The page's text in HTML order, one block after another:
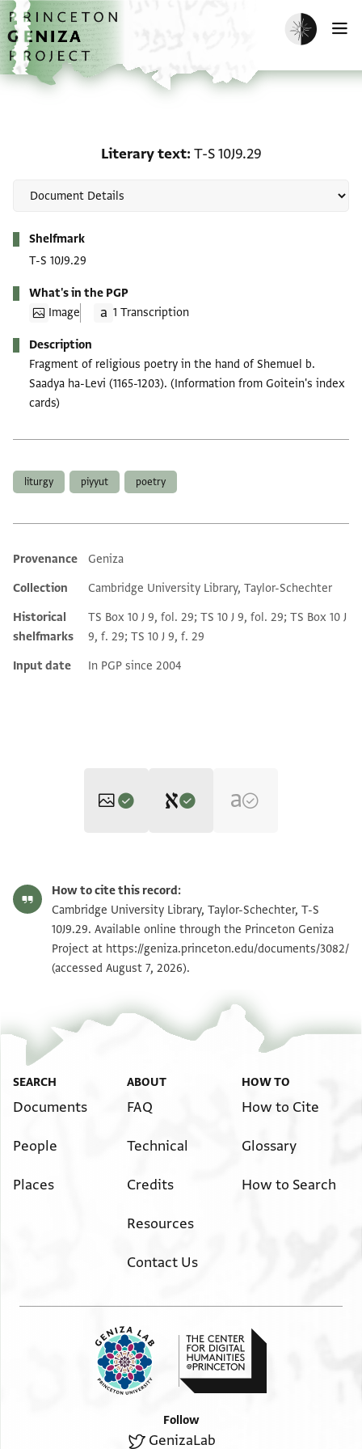
Skip to main content
home
Enable dark
Literary text T-S 10J9.29
Shelfmark
T-S 10J9.29
What's in the PGP
Image
1 Transcription
Description
Fragment of religious poetry in the hand of Shemuel b.
Saadya ha-Levi (1165-1203). (Information from Goitein's index
cards)
liturgy piyyut poetry
Additional metadata
Provenance
Geniza
Collection
Cambridge University Library, Taylor-Schechter
Historical
shelfmarks
TS Box 10 J 9, fol. 29; TS 10 J 9, fol. 29; TS Box 10 J
9, f. 29; TS 10 J 9, f. 29
Input date
In PGP since 2004
S. D. Goitein's unpublished edition (1950–85).
ידיע [ . . . . . . . . . . . . . . . . . . . . . . . . . . . . . . . . . . . . .
. . .
ישימו להם מארבים [ . . . . . . . . . . . . . . . . . . . . . . . . . . .
הזה הפלא ופלא
ותקראנה אותי כאלה נבהלו ידי עם הארץ והדבר דעתו
ועל לב אנשי חסד תחלוף ותסגיר ותקהיל אמרו עמי . . נו
ושמ
[ . . . . .
והדבר אין ב[פיהם
T-S 10J9.29 1v Zoom and Rotate
Image Permissions Statement
How to cite this record:
Cambridge University Library, Taylor-Schechter, T-S
10J9.29. Available online through the Princeton Geniza
Project at https://geniza.princeton.edu/documents/3082/
(accessed August 7, 2026).
SEARCH
Documents
People
Places
ABOUT
FAQ
Technical
Credits
Resources
Contact Us
HOW TO
How to Cite
Glossary
How to Search
Follow
GenizaLab